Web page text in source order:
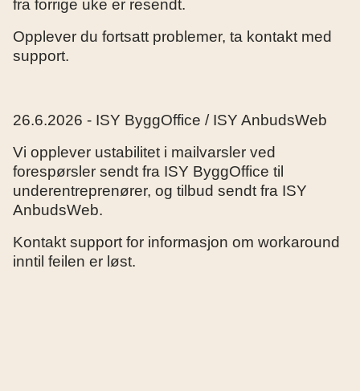
fra forrige uke er resendt.
Opplever du fortsatt problemer, ta kontakt med
support.
26.6.2026 - ISY ByggOffice / ISY AnbudsWeb
Vi opplever ustabilitet i mailvarsler ved
forespørsler sendt fra ISY ByggOffice til
underentreprenører, og tilbud sendt fra ISY
AnbudsWeb.
Kontakt support for informasjon om workaround
inntil feilen er løst.